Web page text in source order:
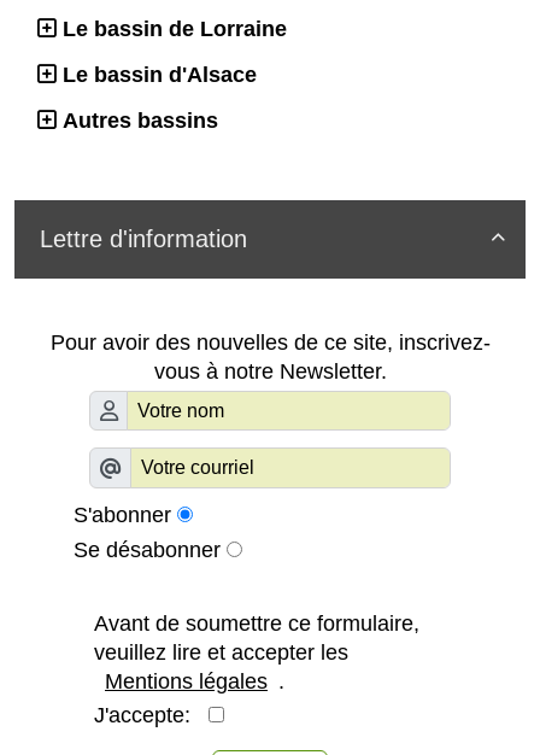
Le bassin de Lorraine
Le bassin d'Alsace
Autres bassins

Lettre d'information
Pour avoir des nouvelles de ce site, inscrivez-
vous à notre Newsletter.
S'abonner
Se désabonner
Avant de soumettre ce formulaire,
veuillez lire et accepter les
Mentions légales .
J'accepte: